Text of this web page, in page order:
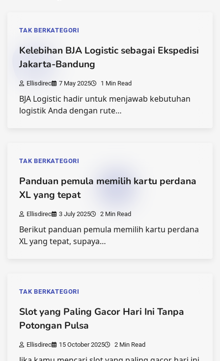
TAK BERKATEGORI
Kelebihan BJA Logistic sebagai Ekspedisi
Jakarta-Bandung
Ellisdirec 7 May 2025 1 Min Read
BJA Logistic hadir untuk menjawab kebutuhan
logistik Anda dengan rute…
TAK BERKATEGORI
Panduan pemula memilih kartu perdana
XL yang tepat
Ellisdirec 3 July 2025 2 Min Read
Berikut panduan pemula memilih kartu perdana
XL yang tepat, supaya…
TAK BERKATEGORI
Slot yang Paling Gacor Hari Ini Tanpa
Potongan Pulsa
Ellisdirec 15 October 2025 2 Min Read